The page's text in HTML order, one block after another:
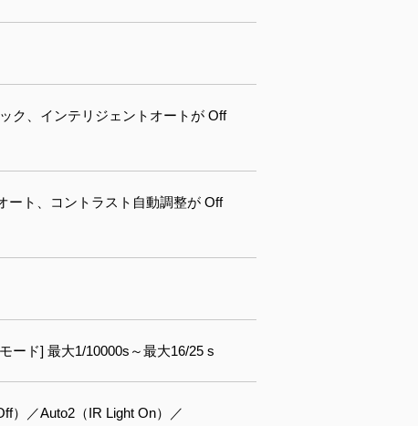
ク、インテリジェントオートが Off
ート、コントラスト自動調整が Off
ード] 最大1/10000s～最大16/25 s
）／Auto2（IR Light On）／